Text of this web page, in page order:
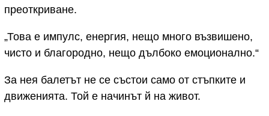
преоткриване.
„Това е импулс, енергия, нещо много възвишено,
чисто и благородно, нещо дълбоко емоционално.“
За нея балетът не се състои само от стъпките и
движенията. Той е начинът й на живот.